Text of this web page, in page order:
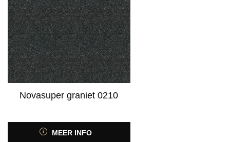
Novasuper graniet 0210
MEER INFO